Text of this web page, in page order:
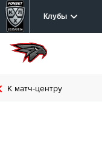
Клубы
К матч-центру